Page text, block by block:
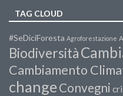
TAG CLOUD
#SeDiciForesta Agroforestazione
Biodiversità
Cambiamento
changeConvegni